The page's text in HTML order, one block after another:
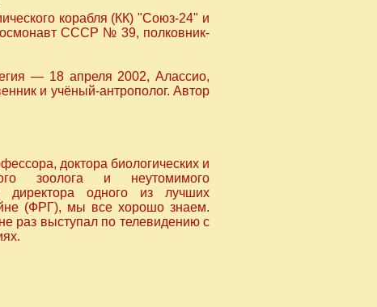
корабля (КК) "Союз-24" и
СССР № 39, полковник-
— 18 апреля 2002, Алассио,
и учёный-антрополог. Автор
доктора биологических и
зоолога и неутомимого
директора одного из лучших
(ФРГ), мы все хорошо знаем.
раз выступал по телевидению с